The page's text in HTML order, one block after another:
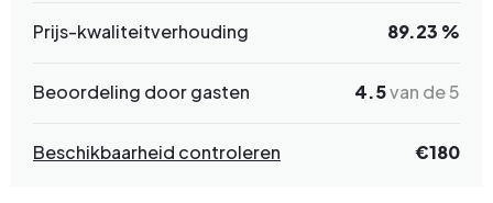
Prijs-kwaliteitverhouding 89.23 %
Beoordeling door gasten 4.5van de 5
Beschikbaarheid controleren €180